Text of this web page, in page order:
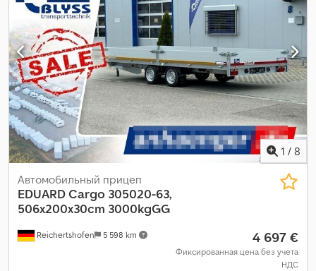
1 / 8
Reichertshofen 5 598 km
Автомобильный прицеп
EDUARDCargo 305020-63,
506x200x30cm 3000kgGG
4 697 €
Фиксированная цена без учета
НДС